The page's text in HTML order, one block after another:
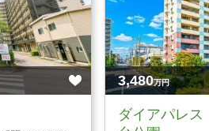
3,480万円
ダイアパレ